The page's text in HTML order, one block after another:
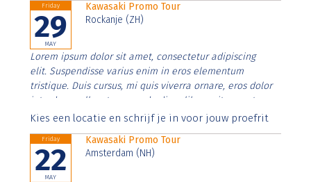
Friday
29
MAY
Kawasaki Promo Tour
Rockanje (ZH)
Lorem ipsum dolor sit amet, consectetur adipiscing
elit. Suspendisse varius enim in eros elementum
tristique. Duis cursus, mi quis viverra ornare, eros dolor
interdum nulla, ut commodo diam libero vitae erat.
Aenean faucibus nibh et justo cursus id rutrum lorem
Kies een locatie en schrijf je in voor jouw proefrit
Friday
22
MAY
Kawasaki Promo Tour
Amsterdam (NH)